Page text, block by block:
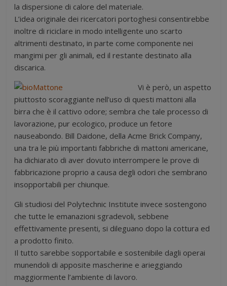
la dispersione di calore del materiale.
L’idea originale dei ricercatori portoghesi consentirebbe
inoltre di riciclare in modo intelligente uno scarto
altrimenti destinato, in parte come componente nei
mangimi per gli animali, ed il restante destinato alla
discarica.
Vi è però, un aspetto
piuttosto scoraggiante nell’uso di questi mattoni alla
birra che è il cattivo odore; sembra che tale processo di
lavorazione, pur ecologico, produce un fetore
nauseabondo. Bill Daidone, della Acme Brick Company,
una tra le più importanti fabbriche di mattoni americane,
ha dichiarato di aver dovuto interrompere le prove di
fabbricazione proprio a causa degli odori che sembrano
insopportabili per chiunque.
Gli studiosi del Polytechnic Institute invece sostengono
che tutte le emanazioni sgradevoli, sebbene
effettivamente presenti, si dileguano dopo la cottura ed
a prodotto finito.
Il tutto sarebbe sopportabile e sostenibile dagli operai
munendoli di apposite mascherine e arieggiando
maggiormente l’ambiente di lavoro.